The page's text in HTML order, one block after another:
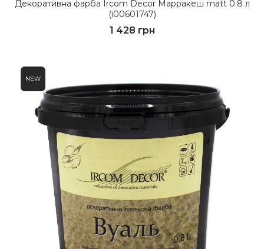
Декоративна фарба Ircom Decor Марракеш matt 0.8 л
(i00601747)
1 428 грн
NEW